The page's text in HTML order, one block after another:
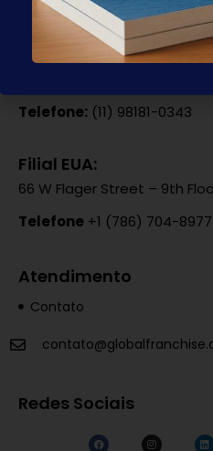
Av.Pres. Juscelino
04543-011-São Paulo – SP,
Responsável:Paulo Mauro
Telefone: (11) 98181-0343
Filial EUA:
66 W Flager Street – 9th
Telefone +1 (786) 704-8977
Atendimento
Contato
Redes Sociais